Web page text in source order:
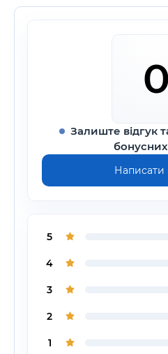
0
Залиште відгук
бонусних
Написати
5
4
3
2
1